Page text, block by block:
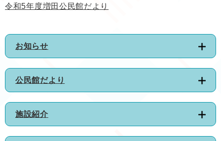
令和5年度増田公民館だより
お知らせ
公民館だより
施設紹介